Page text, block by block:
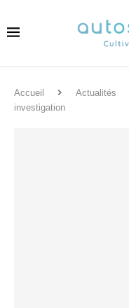
Accueil Actualités
investigation